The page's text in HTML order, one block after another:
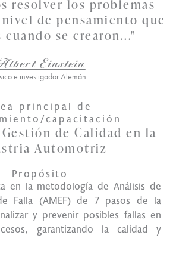
resolver los problemas
de pensamiento que
se crearon..."
Einstein
e investigador Alemán
principal de
capacitación
de Calidad en la
Automotriz
Propósito
en la metodología de Análisis de
Falla (AMEF) de 7 pasos de la
y prevenir posibles fallas en
garantizando la calidad y